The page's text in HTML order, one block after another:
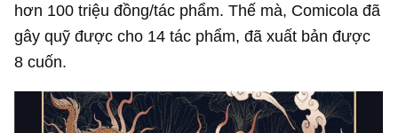
hơn 100 triệu đồng/tác phẩm. Thế mà, Comicola đã
gây quỹ được cho 14 tác phẩm, đã xuất bản được
8 cuốn.